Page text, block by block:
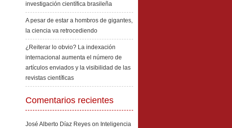
investigación científica brasileña
A pesar de estar a hombros de gigantes,
la ciencia va retrocediendo
¿Reiterar lo obvio? La indexación
internacional aumenta el número de
artículos enviados y la visibilidad de las
revistas científicas
Comentarios recientes
José Alberto Díaz Reyes on Inteligencia